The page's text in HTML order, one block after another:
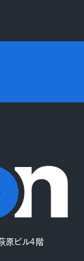
原ビル4階